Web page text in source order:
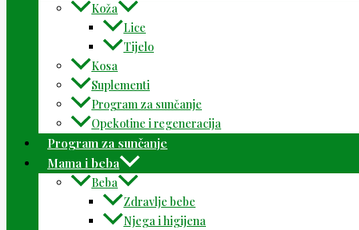
Koža
Lice
Tijelo
Kosa
Suplementi
Program za sunčanje
Opekotine i regeneracija
Program za sunčanje
Mama i beba
Beba
Zdravlje bebe
Njega i higijena